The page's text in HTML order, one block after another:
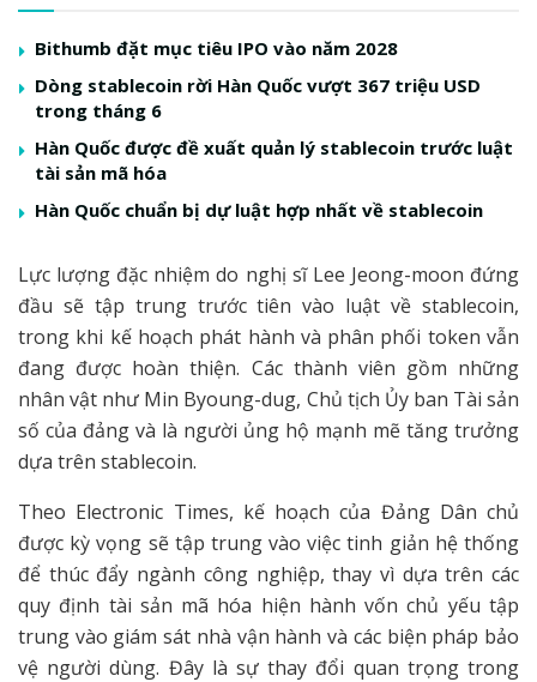
Bithumb đặt mục tiêu IPO vào năm 2028
Dòng stablecoin rời Hàn Quốc vượt 367 triệu USD
trong tháng 6
Hàn Quốc được đề xuất quản lý stablecoin trước luật
tài sản mã hóa
Hàn Quốc chuẩn bị dự luật hợp nhất về stablecoin
Lực lượng đặc nhiệm do nghị sĩ Lee Jeong-moon đứng
đầu sẽ tập trung trước tiên vào luật về stablecoin,
trong khi kế hoạch phát hành và phân phối token vẫn
đang được hoàn thiện. Các thành viên gồm những
nhân vật như Min Byoung-dug, Chủ tịch Ủy ban Tài sản
số của đảng và là người ủng hộ mạnh mẽ tăng trưởng
dựa trên stablecoin.
Theo Electronic Times, kế hoạch của Đảng Dân chủ
được kỳ vọng sẽ tập trung vào việc tinh giản hệ thống
để thúc đẩy ngành công nghiệp, thay vì dựa trên các
quy định tài sản mã hóa hiện hành vốn chủ yếu tập
trung vào giám sát nhà vận hành và các biện pháp bảo
vệ người dùng. Đây là sự thay đổi quan trọng trong